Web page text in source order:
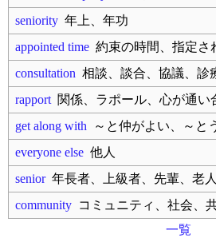
seniority 年上、年功
appointed time 約束の時間、指定さ
consultation 相談、談合、協議、診
rapport 関係、ラポール、心が通い
get along with ～と仲がよい、～と
everyone else 他人
senior年長者、上級者、先輩、老人
community コミュニティ、社会、
一覧